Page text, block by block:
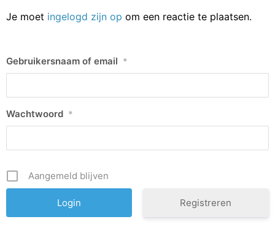
Je moet ingelogd zijn op om een reactie te plaatsen.
Gebruikersnaam of email *
Wachtwoord *
Aangemeld blijven
Registreren